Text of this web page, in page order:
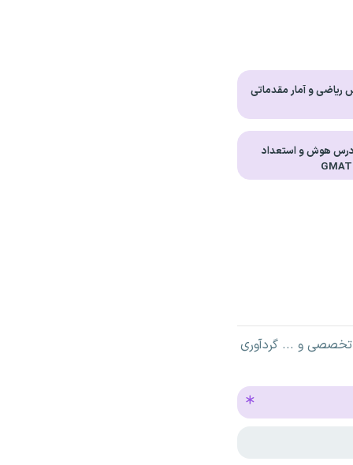
و آمار مقدماتی
هوش و استعداد
تخصصی و ... گردآوری